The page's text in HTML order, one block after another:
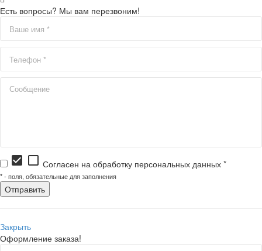
Есть вопросы? Мы вам перезвоним!
check_box check_box_outline_blank Согласен на обработку персональных данных *
*- поля, обязательные для заполнения
Закрыть
Оформление заказа!